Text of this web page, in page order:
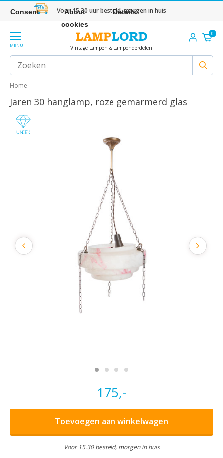
Voor 15.30 uur besteld, morgen in huis
MENU Vintage Lampen & Lamponderdelen
0
Home
Jaren 30 hanglamp, roze gemarmerd glas
175,-
Toevoegen aan winkelwagen
Voor 15.30 besteld, morgen in huis
Consent
About
cookies
Details